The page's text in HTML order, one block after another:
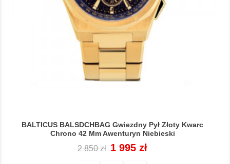
BALTICUS BALSDCHBAG Gwiezdny Pył Złoty Kwarc
Chrono 42 Mm Awenturyn Niebieski
Cena
2 850 zł Cena
1 995 zł